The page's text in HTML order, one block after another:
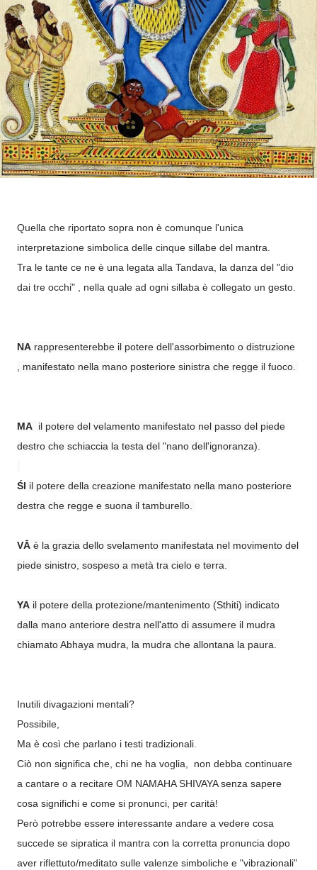
Quella che riportato sopra non è comunque l'unica
interpretazione simbolica delle cinque sillabe del mantra.
Tra le tante ce ne è una legata alla Tandava, la danza del "dio
dai tre occhi" , nella quale ad ogni sillaba è collegato un gesto.
NA rappresenterebbe il potere dell'assorbimento o distruzione
, manifestato nella mano posteriore sinistra che regge il fuoco.
MA il potere del velamento manifestato nel passo del piede
destro che schiaccia la testa del "nano dell'ignoranza).
ŚI il potere della creazione manifestato nella mano posteriore
destra che regge e suona il tamburello.
VĀ è la grazia dello svelamento manifestata nel movimento del
piede sinistro, sospeso a metà tra cielo e terra.
YA il potere della protezione/mantenimento (Sthiti) indicato
dalla mano anteriore destra nell'atto di assumere il mudra
chiamato Abhaya mudra, la mudra che allontana la paura.
Inutili divagazioni mentali?
Possibile,
Ma è così che parlano i testi tradizionali.
Ciò non significa che, chi ne ha voglia, non debba continuare
a cantare o a recitare OM NAMAHA SHIVAYA senza sapere
cosa significhi e come si pronunci, per carità!
Però potrebbe essere interessante andare a vedere cosa
succede se sipratica il mantra con la corretta pronuncia dopo
aver riflettuto/meditato sulle valenze simboliche e "vibrazionali"